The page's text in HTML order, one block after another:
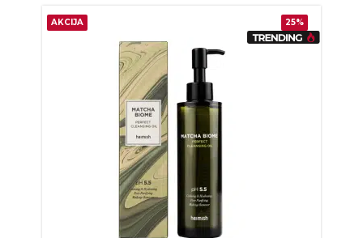
AKCIJA 25%